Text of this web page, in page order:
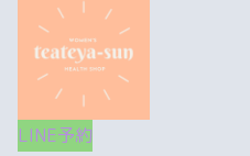
LINE予約